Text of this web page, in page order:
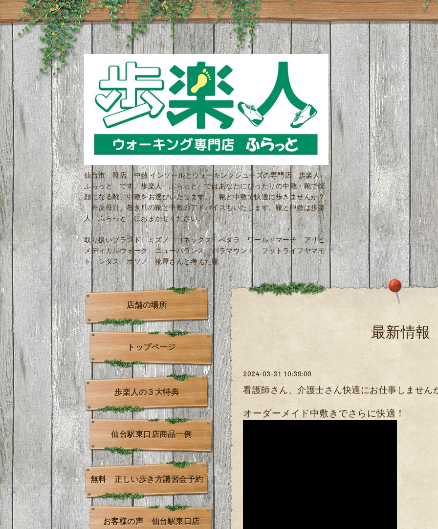
仙台市 靴店 中敷 インソールとウォーキングシューズの専門店 歩楽人
ふらっと です。歩楽人 ふらっと ではあなたにぴったりの中敷・靴で笑
顔になる靴、中敷をお選びいたします。 靴と中敷で快適に歩きませんか？
外反母趾、巻き爪の靴と中敷のアドバイスもいたします。靴と中敷は歩楽
人 ふらっと におまかせください。
取り扱いブランド ミズノ ヨネックス ペダラ ワールドマーチ アサヒ
メディカルウォーク ニューバランス パラマウント フットライフヤマモ
ト シダス ホソノ 靴屋さんと考えた靴
最新情報
2024-03-31 10:39:00
看護師さん、介護士さん快適にお仕事しません
オーダーメイド中敷きでさらに快適！
店舗の場所
トップページ
歩楽人の３大特典
仙台駅東口店商品一例
無料 正しい歩き方講習会予約
お客様の声 仙台駅東口店